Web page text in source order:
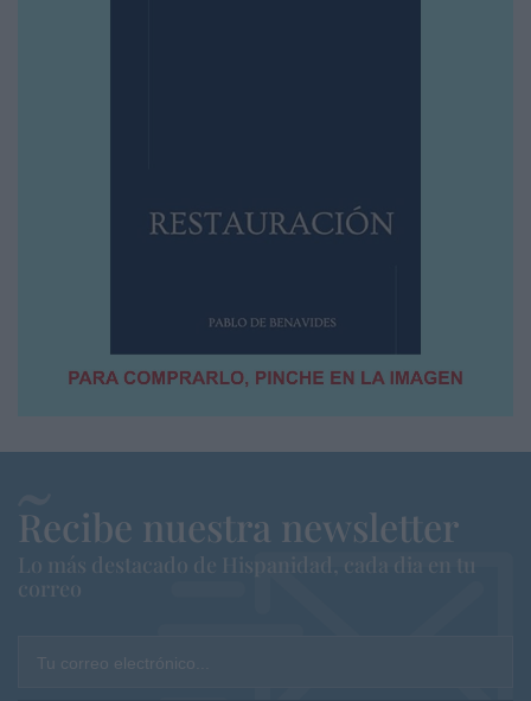
Recibe nuestra newsletter
Lo más destacado de Hispanidad, cada dia en tu
correo
Tu correo electrónico...